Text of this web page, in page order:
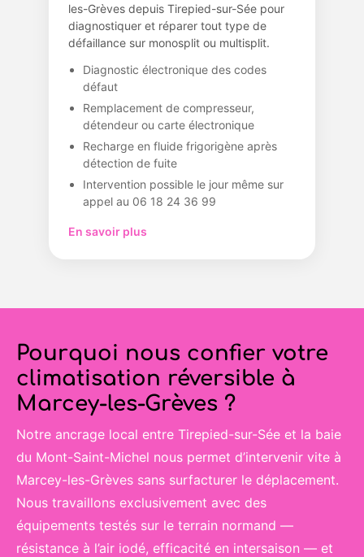
les-Grèves depuis Tirepied-sur-Sée pour
diagnostiquer et réparer tout type de
défaillance sur monosplit ou multisplit.
Diagnostic électronique des codes
défaut
Remplacement de compresseur,
détendeur ou carte électronique
Recharge en fluide frigorigène après
détection de fuite
Intervention possible le jour même sur
appel au 06 18 24 36 99
En savoir plus
Pourquoi nous confier votre
climatisation réversible à
Marcey-les-Grèves ?
Notre ancrage local entre Tirepied-sur-Sée et la baie
du Mont-Saint-Michel nous permet d’intervenir vite à
Marcey-les-Grèves sans surfacturer le déplacement.
Nous travaillons exclusivement avec des
équipements testés sur le terrain normand —
résistance à l’air iodé, efficacité en intersaison — et